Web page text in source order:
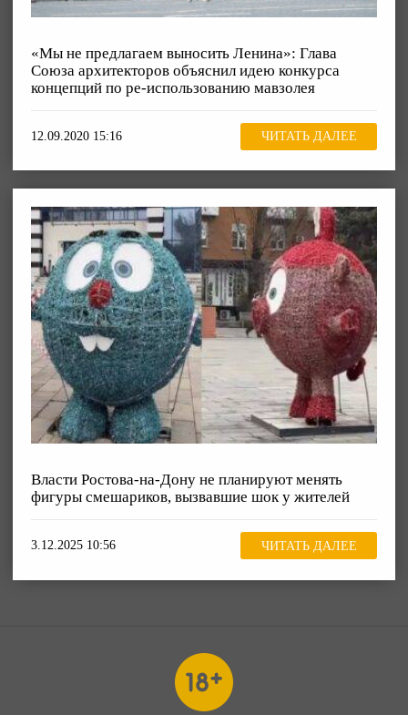
«Мы не предлагаем выносить Ленина»: Глава
Союза архитекторов объяснил идею конкурса
концепций по ре-использованию мавзолея
12.09.2020 15:16 ЧИТАТЬ ДАЛЕЕ
Власти Ростова-на-Дону не планируют менять
фигуры смешариков, вызвавшие шок у жителей
3.12.2025 10:56 ЧИТАТЬ ДАЛЕЕ